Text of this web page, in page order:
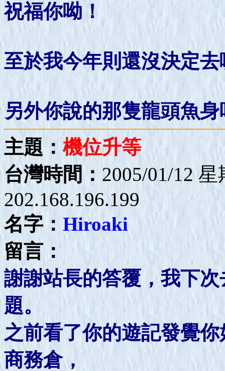
祝福你呦！
至於我今年則還沒決定
另外你說的那隻龍頭魚
主題：機位升等
台灣時間： 2005/01/12
202.168.196.199
名字： Hiroaki
留言：
謝謝站長的答覆，我下
題。
之前看了你的遊記發覺
商務倉，